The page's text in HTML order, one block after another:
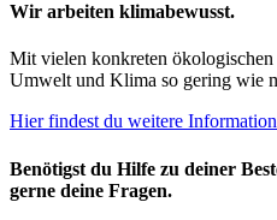
Wir arbeiten klimabewusst.
Mit vielen konkreten
Umwelt und Klima so gering wie
Hier findest du weitere
Benötigst du Hilfe zu deiner
gerne deine Fragen.